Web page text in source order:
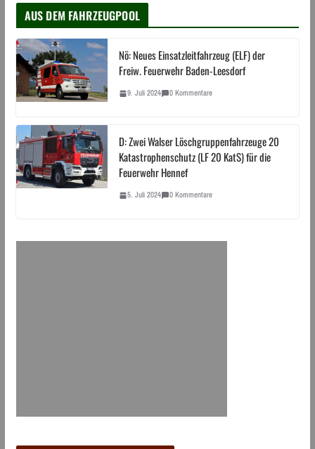
AUS DEM FAHRZEUGPOOL
Nö: Neues Einsatzleitfahrzeug (ELF) der
Freiw. Feuerwehr Baden-Leesdorf
9. Juli 2024 0 Kommentare
D: Zwei Walser Löschgruppenfahrzeuge 20
Katastrophenschutz (LF 20 KatS) für die
Feuerwehr Hennef
5. Juli 2024 0 Kommentare